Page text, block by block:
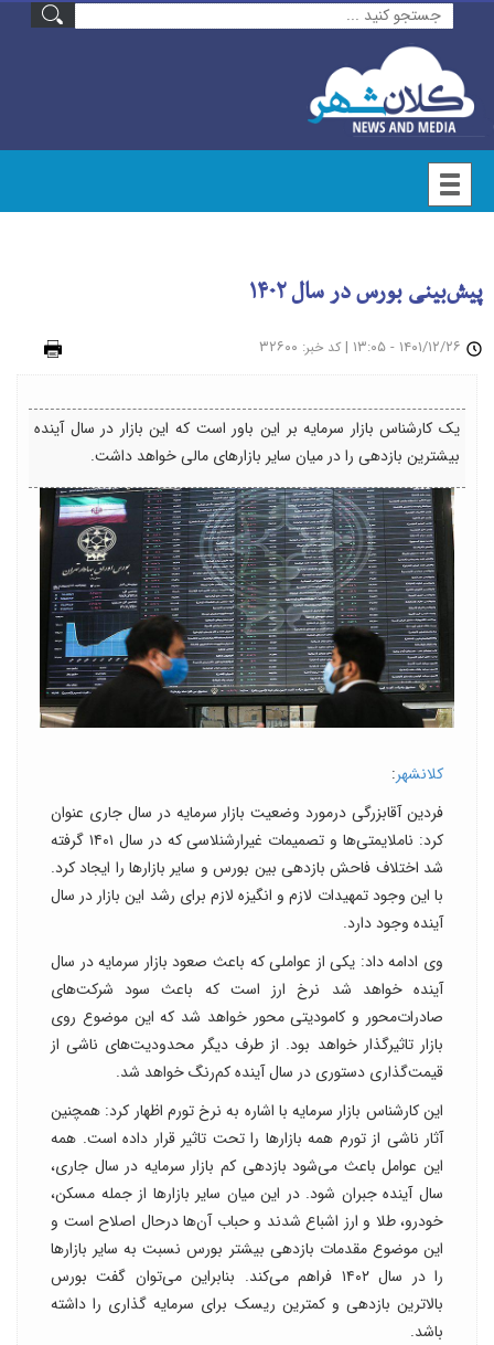
پیش‌بینی بورس در سال ۱۴۰۲
| کد خبر: ۳۲۶۰۰
یک کارشناس بازار سرمایه بر این باور است که این بازار در سال آینده
بیشترین بازدهی را در میان سایر بازارهای مالی خواهد داشت.
کلانشهر:
فردین آقابزرگی درمورد وضعیت بازار سرمایه در سال جاری عنوان
کرد: ناملایمتی‌ها و تصمیمات غیرارشنلاسی که در سال ۱۴۰۱ گرفته
شد اختلاف فاحش بازدهی بین بورس و سایر بازارها را ایجاد کرد.
با این وجود تمهیدات لازم و انگیزه لازم برای رشد این بازار در سال
آینده وجود دارد.
وی ادامه داد: یکی از عواملی که باعث صعود بازار سرمایه در سال
آینده خواهد شد نرخ ارز است که باعث سود شرکت‌های
صادرات‌محور و کامودیتی محور خواهد شد که این موضوع روی
بازار تاثیرگذار خواهد بود. از طرف دیگر محدودیت‌های ناشی از
قیمت‌گذاری دستوری در سال آینده کم‌رنگ خواهد شد.
این کارشناس بازار سرمایه با اشاره به نرخ تورم اظهار کرد: همچنین
آثار ناشی از تورم همه بازارها را تحت تاثیر قرار داده است. همه
این عوامل باعث می‌شود بازدهی کم بازار سرمایه در سال جاری،
سال آینده جبران شود. در این میان سایر بازارها از جمله مسکن،
خودرو، طلا و ارز اشباع شدند و حباب آن‌ها درحال اصلاح است و
این موضوع مقدمات بازدهی بیشتر بورس نسبت به سایر بازارها
را در سال ۱۴۰۲ فراهم می‌کند. بنابراین می‌توان گفت بورس
بالاترین بازدهی و کمترین ریسک برای سرمایه گذاری را داشته
باشد.